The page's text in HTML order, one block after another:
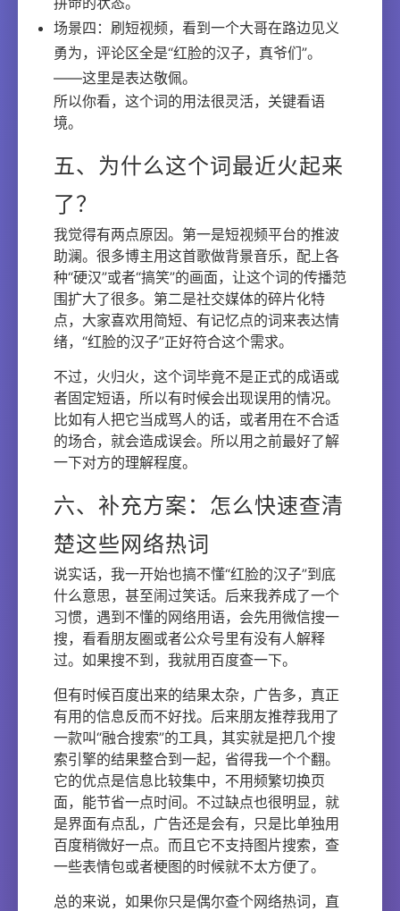
场景四：刷短视频，看到一个大哥在路边见义
勇为，评论区全是“红脸的汉子，真爷们”。
——这里是表达敬佩。
所以你看，这个词的用法很灵活，关键看语
境。
五、为什么这个词最近火起来
了？
我觉得有两点原因。第一是短视频平台的推波
助澜。很多博主用这首歌做背景音乐，配上各
种“硬汉”或者“搞笑”的画面，让这个词的传播范
围扩大了很多。第二是社交媒体的碎片化特
点，大家喜欢用简短、有记忆点的词来表达情
绪，“红脸的汉子”正好符合这个需求。
不过，火归火，这个词毕竟不是正式的成语或
者固定短语，所以有时候会出现误用的情况。
比如有人把它当成骂人的话，或者用在不合适
的场合，就会造成误会。所以用之前最好了解
一下对方的理解程度。
六、补充方案：怎么快速查清
楚这些网络热词
说实话，我一开始也搞不懂“红脸的汉子”到底
什么意思，甚至闹过笑话。后来我养成了一个
习惯，遇到不懂的网络用语，会先用微信搜一
搜，看看朋友圈或者公众号里有没有人解释
过。如果搜不到，我就用百度查一下。
但有时候百度出来的结果太杂，广告多，真正
有用的信息反而不好找。后来朋友推荐我用了
一款叫“融合搜索”的工具，其实就是把几个搜
索引擎的结果整合到一起，省得我一个个翻。
它的优点是信息比较集中，不用频繁切换页
面，能节省一点时间。不过缺点也很明显，就
是界面有点乱，广告还是会有，只是比单独用
百度稍微好一点。而且它不支持图片搜索，查
一些表情包或者梗图的时候就不太方便了。
总的来说，如果你只是偶尔查个网络热词，直